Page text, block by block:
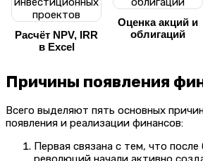
Расчёт NPV, IRR
в Excel
Оценка акций и
облигаций
Причины появления
Всего выделяют пять основных
появления и реализации финансов:
Первая связана с тем, что